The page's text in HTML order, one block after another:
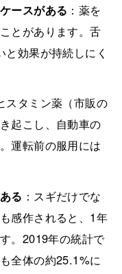
ースがある ：薬を
とがあります。舌
効果が持続しにく
スタミン薬（市販の
起こし、自動車の
運転前の服用には
る ：スギだけでな
感作されると、1年
。2019年の統計で
全体の約25.1%に